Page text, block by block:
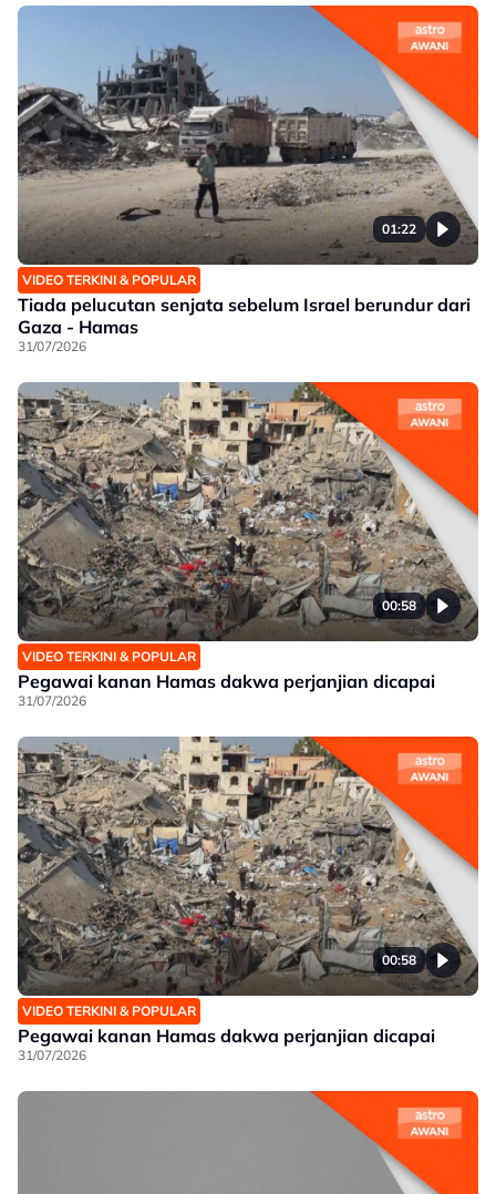
01:22
VIDEO TERKINI & POPULAR
Tiada pelucutan senjata sebelum Israel berundur dari
Gaza - Hamas
31/07/2026
00:58
VIDEO TERKINI & POPULAR
Pegawai kanan Hamas dakwa perjanjian dicapai
31/07/2026
00:58
VIDEO TERKINI & POPULAR
Pegawai kanan Hamas dakwa perjanjian dicapai
31/07/2026